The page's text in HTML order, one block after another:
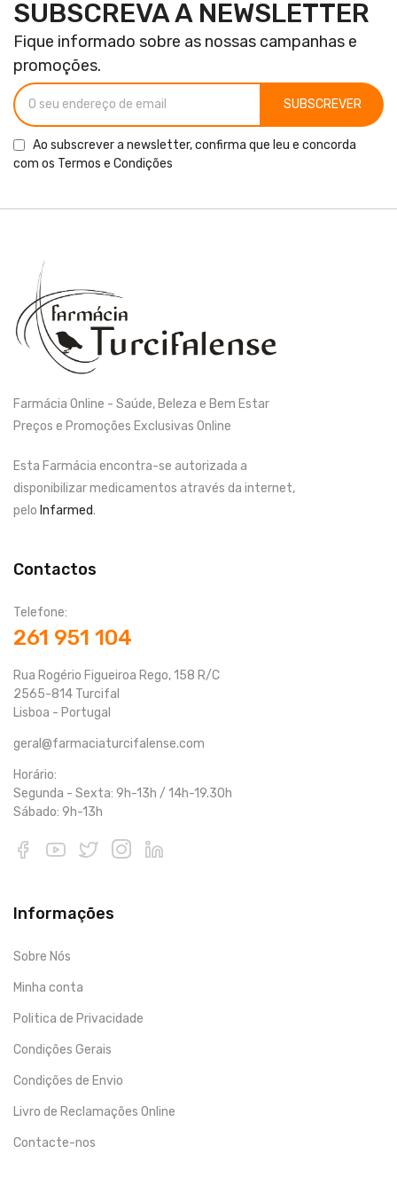
SUBSCREVA A NEWSLETTER
Fique informado sobre as nossas campanhas e
promoções.
SUBSCREVER
Ao subscrever a newsletter, confirma que leu e concorda
com os Termos e Condições
Farmácia Online - Saúde, Beleza e Bem Estar
Preços e Promoções Exclusivas Online
Esta Farmácia encontra-se autorizada a
disponibilizar medicamentos através da internet,
pelo Infarmed.
Contactos
Telefone:
261 951 104
Rua Rogério Figueiroa Rego, 158 R/C
2565-814 Turcifal
Lisboa - Portugal
geral@farmaciaturcifalense.com
Horário:
Segunda - Sexta: 9h-13h / 14h-19.30h
Sábado: 9h-13h
Informações
Sobre Nós
Minha conta
Politica de Privacidade
Condições Gerais
Condições de Envio
Livro de Reclamações Online
Contacte-nos